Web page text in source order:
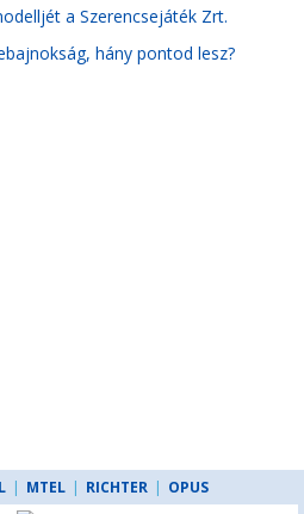
a Szerencsejáték Zrt.
hány pontod lesz?
| MTEL | RICHTER | OPUS